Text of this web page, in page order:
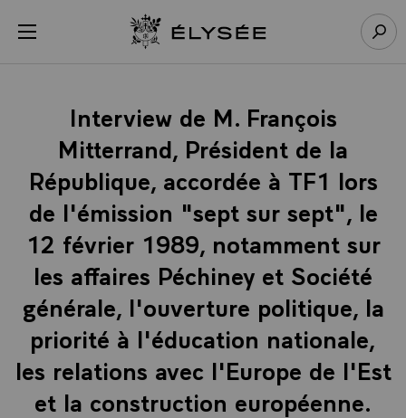
menu Retour à l’accueil Élysée
Interview de M. François
Mitterrand, Président de la
République, accordée à TF1 lors
de l'émission "sept sur sept", le
12 février 1989, notamment sur
les affaires Péchiney et Société
générale, l'ouverture politique, la
priorité à l'éducation nationale,
les relations avec l'Europe de l'Est
et la construction européenne.
Panneau de gestion des cookies